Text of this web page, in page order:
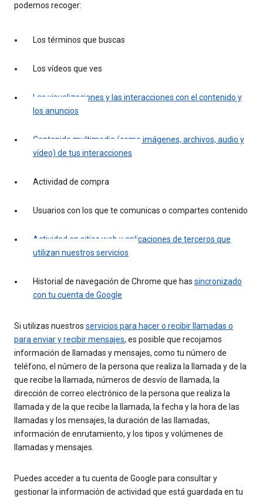
podemos recoger:
Los términos que buscas
Los vídeos que ves
Las visualizaciones y las interacciones con el contenido y
los anuncios
Contenido multimedia (como imágenes, archivos, audio y
vídeo) de tus interacciones
Actividad de compra
Usuarios con los que te comunicas o compartes contenido
Actividad en sitios web y aplicaciones de terceros que
utilizan nuestros servicios
Historial de navegación de Chrome que has sincronizado
con tu cuenta de Google
Si utilizas nuestros servicios para hacer o recibir llamadas o
para enviar y recibir mensajes, es posible que recojamos
información de llamadas y mensajes, como tu número de
teléfono, el número de la persona que realiza la llamada y de la
que recibe la llamada, números de desvío de llamada, la
dirección de correo electrónico de la persona que realiza la
llamada y de la que recibe la llamada, la fecha y la hora de las
llamadas y los mensajes, la duración de las llamadas,
información de enrutamiento, y los tipos y volúmenes de
llamadas y mensajes.
Puedes acceder a tu cuenta de Google para consultar y
gestionar la información de actividad que está guardada en tu